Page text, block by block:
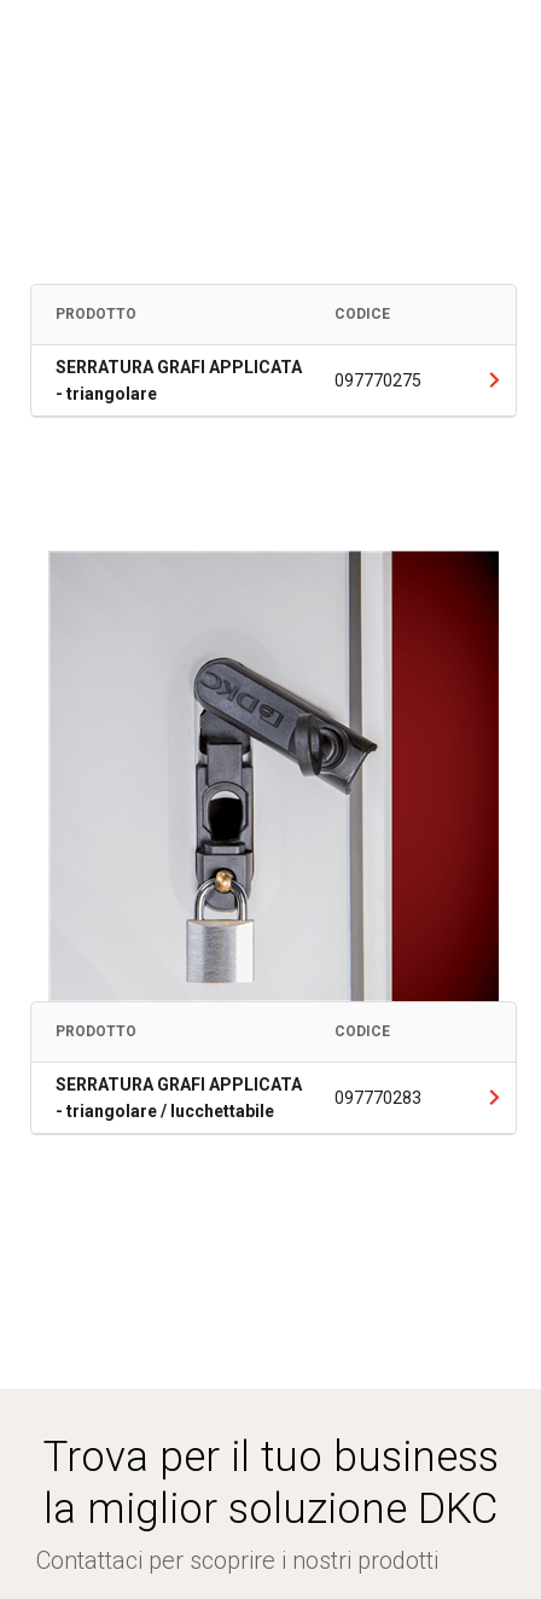
PRODOTTO CODICE
SERRATURA GRAFI APPLICATA
- triangolare
097770275
PRODOTTO CODICE
SERRATURA GRAFI APPLICATA
- triangolare / lucchettabile
097770283
Trova per il tuo business
la miglior soluzione DKC
Contattaci per scoprire i nostri prodotti